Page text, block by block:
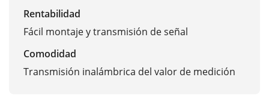
Rentabilidad
Fácil montaje y transmisión de señal
Comodidad
Transmisión inalámbrica del valor de medición